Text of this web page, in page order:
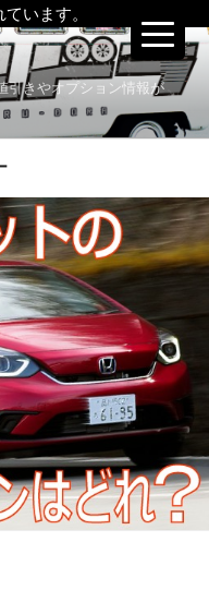
います。
引きやオプション情報が